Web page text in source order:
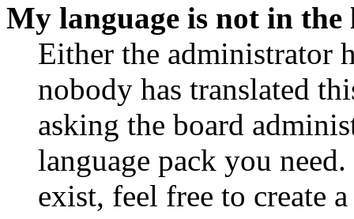
My language is not in the
Either the administrator
nobody has translated
asking the board
language pack you
exist, feel free to create